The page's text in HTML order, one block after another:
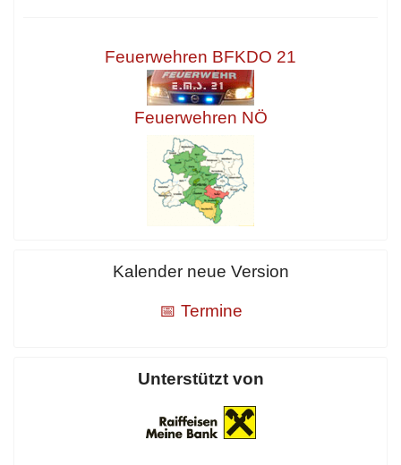
Feuerwehren BFKDO 21
Feuerwehren NÖ
Kalender neue Version
📅 Termine
Unterstützt von